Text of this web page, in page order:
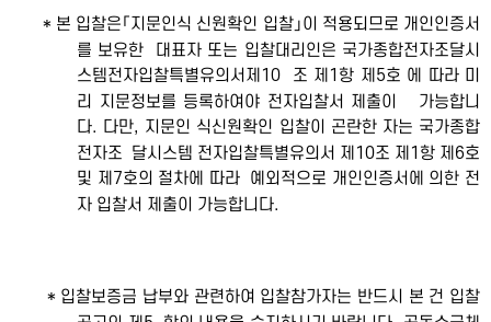
* 본 입찰은「지문인식 신원확인 입찰」이 적용되므로 개인인증서
를 보유한 대표자 또는 입찰대리인은 국가종합전자조달시
스템전자입찰특별유의서제10 조 제1항 제5호 에 따라 미
리 지문정보를 등록하여야 전자입찰서 제출이 가능합니
다. 다만, 지문인 식신원확인 입찰이 곤란한 자는 국가종합
전자조 달시스템 전자입찰특별유의서 제10조 제1항 제6호
및 제7호의 절차에 따라 예외적으로 개인인증서에 의한 전
자 입찰서 제출이 가능합니다.
* 입찰보증금 납부와 관련하여 입찰참가자는 반드시 본 건 입찰